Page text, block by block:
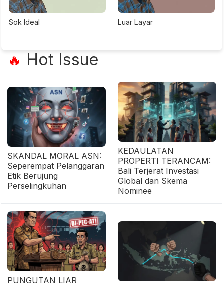
Sok Ideal Luar Layar
🔥 Hot Issue
SKANDAL MORAL ASN:
Seperempat Pelanggaran
Etik Berujung
Perselingkuhan
KEDAULATAN
PROPERTI TERANCAM:
Bali Terjerat Investasi
Global dan Skema
Nominee
PUNGUTAN LIAR